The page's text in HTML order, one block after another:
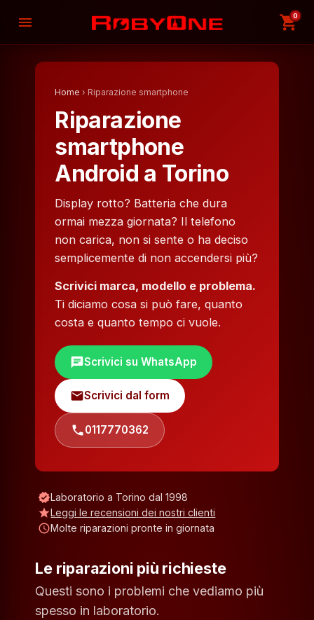
menu shopping_cart
0
Home › Riparazione smartphone
Riparazione
smartphone
Android a Torino
Display rotto? Batteria che dura
ormai mezza giornata? Il telefono
non carica, non si sente o ha deciso
semplicemente di non accendersi più?
Scrivici marca, modello e problema.
Ti diciamo cosa si può fare, quanto
costa e quanto tempo ci vuole.
chatScrivici su WhatsApp
mailScrivici dal form
phone0117770362
verifiedLaboratorio a Torino dal 1998
starLeggi le recensioni dei nostri clienti
scheduleMolte riparazioni pronte in giornata
Le riparazioni più richieste
Questi sono i problemi che vediamo più
spesso in laboratorio.